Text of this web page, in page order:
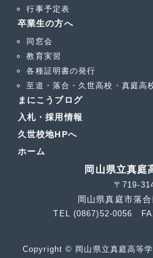
行事予定表
卒業生の方へ
同窓会
教育実習
各種証明書の発行
至道・落合・久世高校・真庭高
まにこうブログ
入札・採用情報
久世校地HPへ
ホーム
岡山県立真庭
〒719-
岡山県真庭市落
TEL (0867)52-0056
Copyright © 岡山県立真庭高等